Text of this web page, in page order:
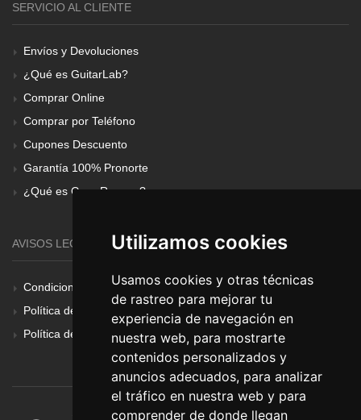
Utilizamos cookies
Usamos cookies y otras técnicas
de rastreo para mejorar tu
experiencia de navegación en
nuestra web, para mostrarte
contenidos personalizados y
anuncios adecuados, para analizar
el tráfico en nuestra web y para
comprender de donde llegan
SERVICIO AL CLIENTE
Envíos y Devoluciones
¿Qué es GuitarLab?
Comprar Online
Comprar por Teléfono
Cupones Descuento
Garantía 100% Pronorte
¿Qué es Gear Renove?
AVISOS LEGALES
Condiciones Generales
Política de Cookies
Política de Privacidad